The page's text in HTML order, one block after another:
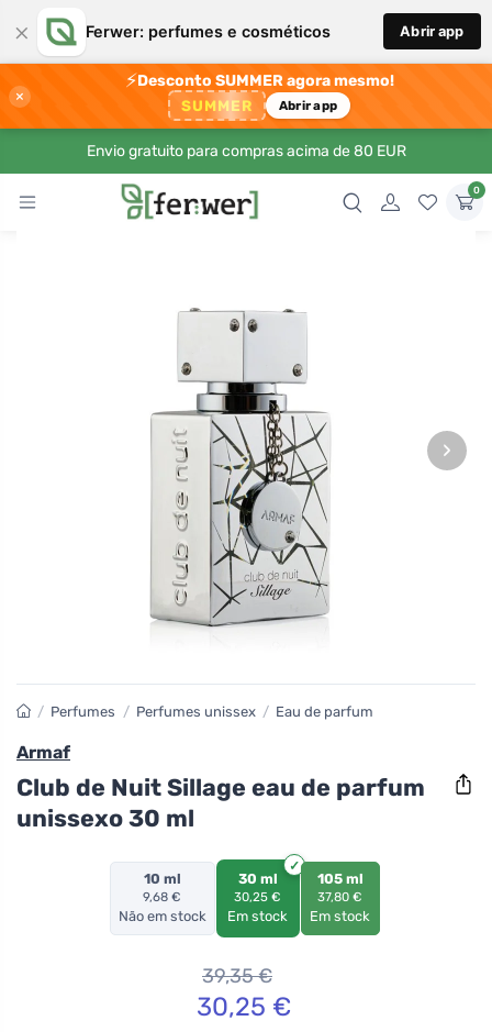
× Ferwer: perfumes e cosméticos Abrir app
×
⚡Desconto SUMMER agora mesmo!
SUMMER Abrir app
Envio gratuito para compras acima de 80 EUR
0
›
/ Perfumes / Perfumes unissex / Eau de parfum
Armaf
Club de Nuit Sillage eau de parfum
unissexo 30 ml
10 ml
9,68 €
Não em stock
30 ml
30,25 €
Em stock
105 ml
37,80 €
Em stock
39,35€
30,25 €